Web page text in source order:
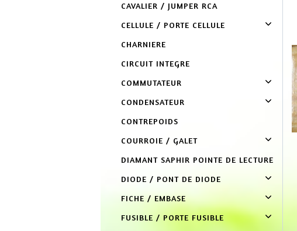
CAVALIER / JUMPER RCA
CELLULE / PORTE CELLULE
CHARNIERE
CIRCUIT INTEGRE
COMMUTATEUR
CONDENSATEUR
CONTREPOIDS
COURROIE / GALET
DIAMANT SAPHIR POINTE DE LECTURE
DIODE / PONT DE DIODE
FICHE / EMBASE
FUSIBLE / PORTE FUSIBLE